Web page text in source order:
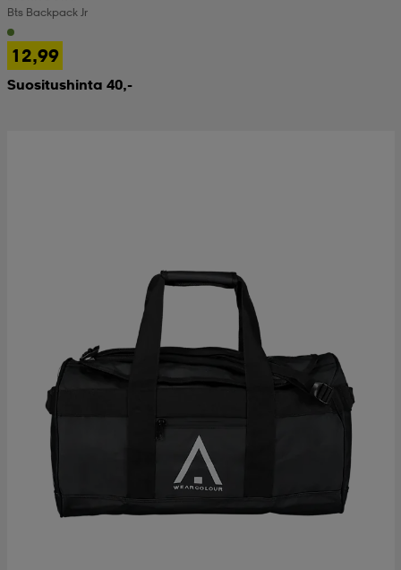
Bts Backpack Jr
12,99
Suositushinta 40,-